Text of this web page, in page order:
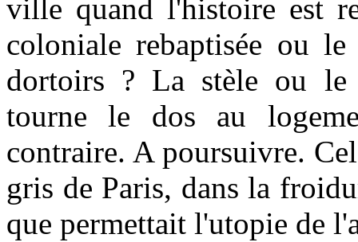
ville quand l'histoire est
coloniale rebaptisée ou
dortoirs ? La stèle ou
tourne le dos au
contraire. A poursuivre.
gris de Paris, dans la
que permettait l'utopie de